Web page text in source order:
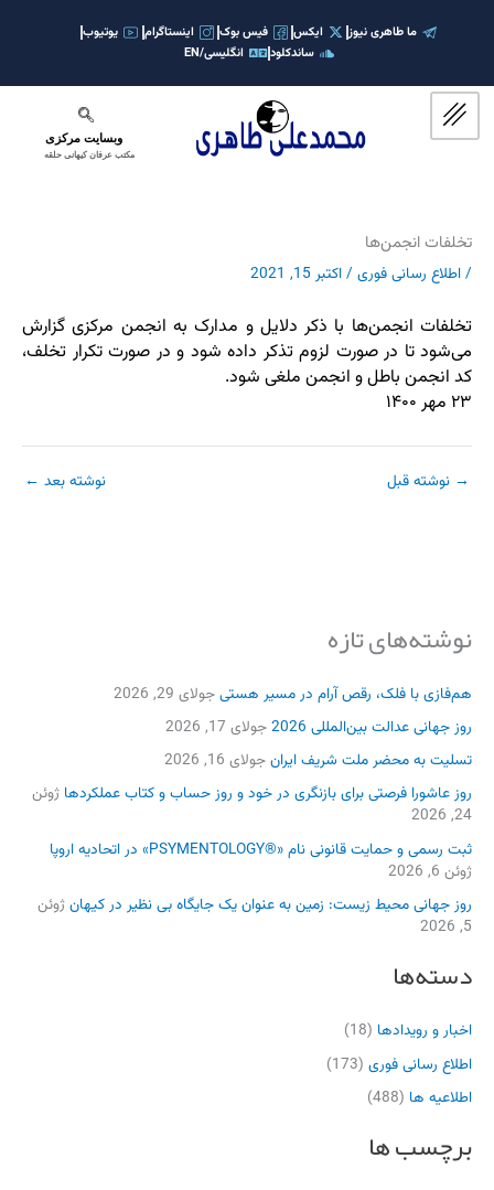
ما طاهری نیوز ایکس فیس بوک اینستاگرام
یوتیوب
ساندکلود
انگلیسی/EN
وبسایت مرکزی
مکتب عرفان کیهانی حلقه
نوشته‌های تازه
هم‌فازی با فلک، رقص آرام در مسیر هستیجولای 29, 2026
روز جهانی عدالت بین‌المللی 2026
جولای 17, 2026
تسلیت به محضر ملت شریف ایرانجولای 16, 2026
روز عاشورا فرصتی برای بازنگری در خود و روز حساب و کتاب عملکردها ژوئن
24, 2026
ثبت رسمی و حمایت قانونی نام «®PSYMENTOLOGY» در اتحادیه اروپا
ژوئن 6, 2026
روز جهانی محیط زیست: زمین به عنوان یک جایگاه بی نظیر در کیهانژوئن
5, 2026
دسته‌ها
اخبار و رویدادها (18)
اطلاع رسانی فوری (173)
اطلاعیه ها (488)
برچسب ها
تخلفات انجمن‌ها
/اطلاع رسانی فوری /اکتبر 15, 2021
تخلفات انجمن‌ها با ذکر دلایل و مدارک به انجمن مرکزی گزارش
می‌شود تا در صورت لزوم تذکر داده شود و در صورت تکرار تخلف،
کد انجمن باطل و انجمن ملغی شود.
۲۳ مهر ۱۴۰۰
→ نوشته قبل نوشته بعد ←